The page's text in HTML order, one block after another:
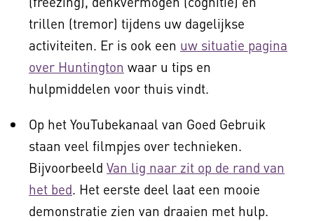
trillen (tremor) tijdens uw dagelijkse
activiteiten. Er is ook een uw situatie pagina
over Huntington waar u tips en
hulpmiddelen voor thuis vindt.
Op het YouTubekanaal van Goed Gebruik
staan veel filmpjes over technieken.
Bijvoorbeeld Van lig naar zit op de rand van
het bed. Het eerste deel laat een mooie
demonstratie zien van draaien met hulp.